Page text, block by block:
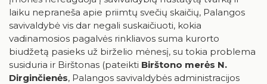
laiku nepraneša apie priimtų svečių skaičių, Palangos
savivaldybė vis dar negali suskaičiuoti, kokia
vadinamosios pagalvės rinkliavos suma kurorto
biudžetą pasieks už birželio mėnesį, su tokia problema
susiduria ir Birštonas (pateikti Birštono merės N.
Dirginčienės, Palangos savivaldybės administracijos